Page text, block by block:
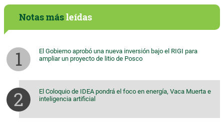
Notas másleídas
El Gobierno aprobó una nueva inversión bajo el RIGI para
ampliar un proyecto de litio de Posco
El Coloquio de IDEA pondrá el foco en energía, Vaca Muerta e
inteligencia artificial